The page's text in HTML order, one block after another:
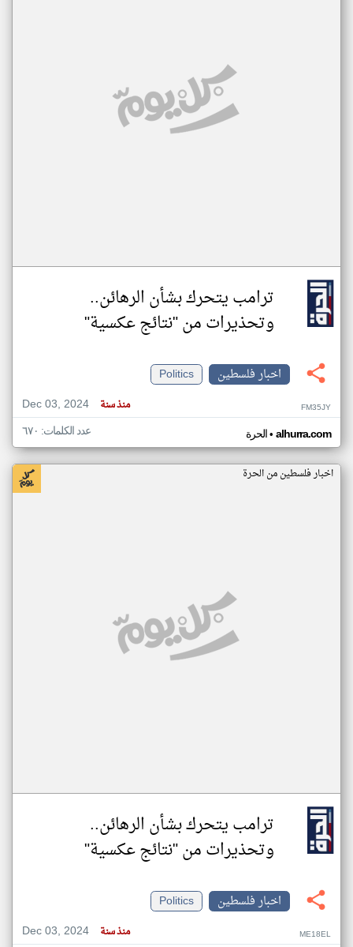
ترامب يتحرك بشأن الرهائن..
وتحذيرات من "نتائج عكسية"
اخبار فلسطين
Politics
Dec 03, 2024
منذ سنة FM35JY
الحرة• alhurra.com عدد الكلمات: ٦٧٠
اخبار فلسطين من الحرة
ترامب يتحرك بشأن الرهائن..
وتحذيرات من "نتائج عكسية"
اخبار فلسطين
Politics
Dec 03, 2024
منذ سنة ME18EL